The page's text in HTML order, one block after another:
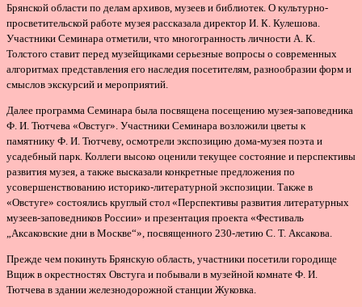
Брянской области по делам архивов, музеев и библиотек. О культурно-
просветительской работе музея рассказала директор И. К. Кулешова.
Участники Семинара отметили, что многогранность личности А. К.
Толстого ставит перед музейщиками серьезные вопросы о современных
алгоритмах представления его наследия посетителям, разнообразии форм и
смыслов экскурсий и мероприятий.
Далее программа Семинара была посвящена посещению музея-заповедника
Ф. И. Тютчева «Овстуг». Участники Семинара возложили цветы к
памятнику Ф. И. Тютчеву, осмотрели экспозицию дома-музея поэта и
усадебный парк. Коллеги высоко оценили текущее состояние и перспективы
развития музея, а также высказали конкретные предложения по
усовершенствованию историко-литературной экспозиции. Также в
«Овстуге» состоялись круглый стол «Перспективы развития литературных
музеев-заповедников России» и презентация проекта «Фестиваль
„Аксаковские дни в Москве“», посвященного 230-летию С. Т. Аксакова.
Прежде чем покинуть Брянскую область, участники посетили городище
Вщиж в окрестностях Овстуга и побывали в музейной комнате Ф. И.
Тютчева в здании железнодорожной станции Жуковка.